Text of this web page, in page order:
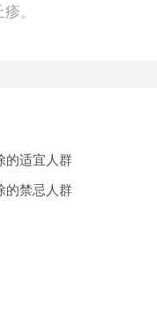
。
的适宜人群
的禁忌人群